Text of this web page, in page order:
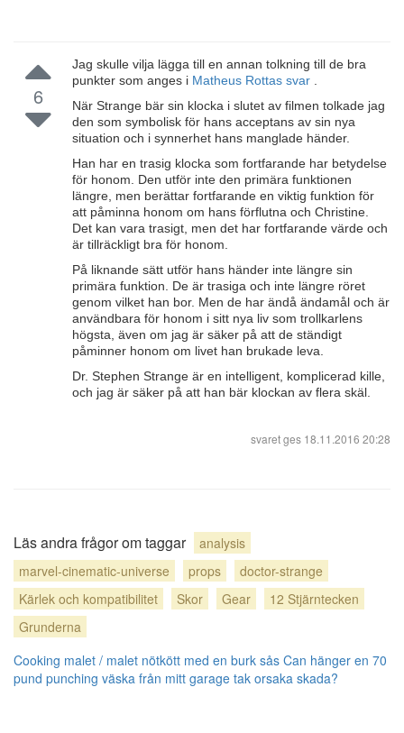
6
Jag skulle vilja lägga till en annan tolkning till de bra
punkter som anges i Matheus Rottas svar
När Strange bär sin klocka i slutet av filmen tolkade jag
den som symbolisk för hans acceptans av sin nya
situation och i synnerhet hans manglade händer.
Han har en trasig klocka som fortfarande har betydelse
för honom. Den utför inte den primära funktionen
längre, men berättar fortfarande en viktig funktion för
att påminna honom om hans förflutna och Christine.
Det kan vara trasigt, men det har fortfarande värde och
är tillräckligt bra för honom.
På liknande sätt utför hans händer inte längre sin
primära funktion. De är trasiga och inte längre röret
genom vilket han bor. Men de har ändå ändamål och är
användbara för honom i sitt nya liv som trollkarlens
högsta, även om jag är säker på att de ständigt
påminner honom om livet han brukade leva.
Dr. Stephen Strange är en intelligent, komplicerad kille,
och jag är säker på att han bär klockan av flera skäl.
svaret ges 18.11.2016 20:28
Läs andra frågor om taggar
analysis
marvel-cinematic-universe
props
doctor-strange
Kärlek och kompatibilitet
Skor Gear
12 Stjärntecken
Grunderna
Cooking malet / malet nötkött med en burk sås Can hänger en 70
pund punching väska från mitt garage tak orsaka skada?